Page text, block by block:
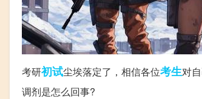
考研初试尘埃落定了，相信各位考生对
调剂是怎么回事?